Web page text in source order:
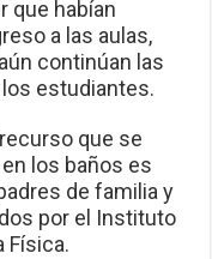
que habían
a las aulas,
continúan las
estudiantes.
que se
los baños es
de familia y
por el Instituto
Física.